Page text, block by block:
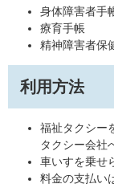
身体障害者手
療育手帳
精神障害者保
利用方法
福祉タクシー
タクシー会社
車いすを乗せ
料金の支払い